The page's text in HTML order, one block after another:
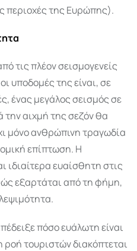
περιοχές της Ευρώπης).
τις πλέον σεισμογενείς
υποδομές της είναι, σε
ένας μεγάλος σεισμός σε
την αιχμή της σεζόν θα
μόνο ανθρώπινη τραγωδία
επίπτωση. Η
ιδιαίτερα ευαίσθητη στις
εξαρτάται από τη φήμη,
πόσο ευάλωτη είναι
ροή τουριστών διακόπτεται